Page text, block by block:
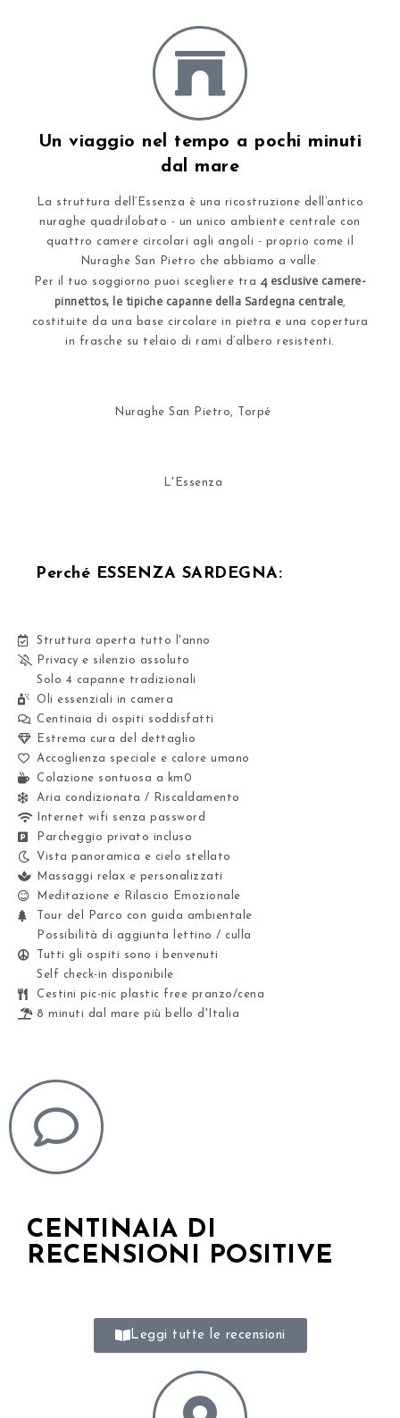
Un viaggio nel tempo a pochi minuti
dal mare​
La struttura dell’Essenza è una ricostruzione dell’antico
nuraghe quadrilobato - un unico ambiente centrale con
quattro camere circolari agli angoli - proprio come il
Nuraghe San Pietro che abbiamo a valle.
Per il tuo soggiorno puoi scegliere tra 4 esclusive camere-
pinnettos, le tipiche capanne della Sardegna centrale
costituite da una base circolare in pietra e una copertura
in frasche su telaio di rami d’albero resistenti.
Nuraghe San Pietro, Torpé
L'Essenza
Perché ESSENZA SARDEGNA:
Struttura aperta tutto l'anno
Privacy e silenzio assoluto
Solo 4 capanne tradizionali
Oli essenziali in camera
Centinaia di ospiti soddisfatti
Estrema cura del dettaglio
Accoglienza speciale e calore umano
Colazione sontuosa a km0
Aria condizionata / Riscaldamento
Internet wifi senza password
Parcheggio privato incluso
Vista panoramica e cielo stellato
Massaggi relax e personalizzati
Meditazione e Rilascio Emozionale
Tour del Parco con guida ambientale
Possibilità di aggiunta lettino / culla
Tutti gli ospiti sono i benvenuti
Self check-in disponibile
Cestini pic-nic plastic free pranzo/cena
8 minuti dal mare più bello d'Italia
CENTINAIA DI
RECENSIONI POSITIVE
Leggi tutte le recensioni